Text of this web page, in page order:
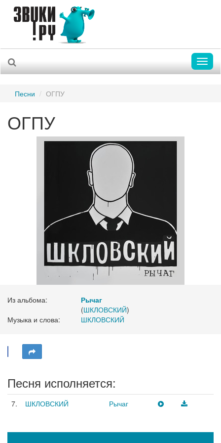
Песни ОГПУ
ОГПУ
Из альбома:
Рычаг
(ШКЛОВСКИЙ)
Музыка и слова:
ШКЛОВСКИЙ
Песня исполняется:
7. ШКЛОВСКИЙ Рычаг